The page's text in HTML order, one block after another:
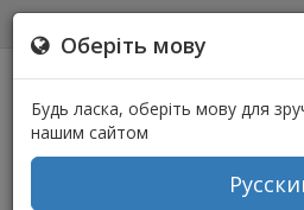
Оберіть мову
Будь ласка, оберіть мову для
нашим сайтом